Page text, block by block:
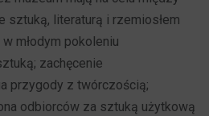
sztuką, literaturą i rzemiosłem
młodym pokoleniu
zachęcenie
przygody z twórczością;
odbiorców za sztuką użytkową